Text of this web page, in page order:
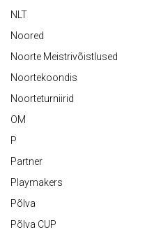
NLT
Noored
Noorte Meistrivõistlused
Noortekoondis
Noorteturniirid
OM
P
Partner
Playmakers
Põlva
Põlva CUP